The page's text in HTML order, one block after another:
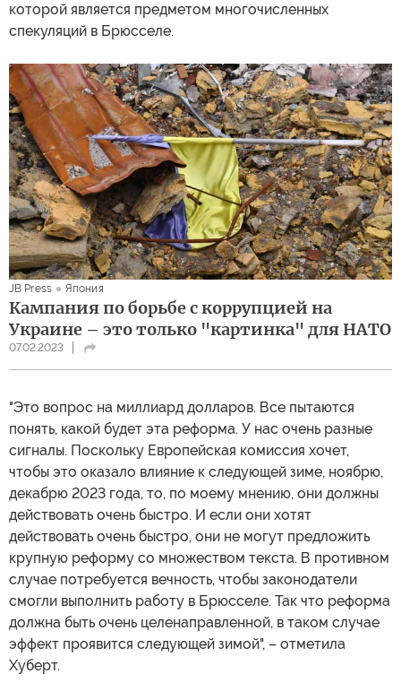
которой является предметом многочисленных
спекуляций в Брюсселе.
JB Press Япония
Кампания по борьбе с коррупцией на
Украине – это только "картинка" для НАТО
07.02.2023
"Это вопрос на миллиард долларов. Все пытаются
понять, какой будет эта реформа. У нас очень разные
сигналы. Поскольку Европейская комиссия хочет,
чтобы это оказало влияние к следующей зиме, ноябрю,
декабрю 2023 года, то, по моему мнению, они должны
действовать очень быстро. И если они хотят
действовать очень быстро, они не могут предложить
крупную реформу со множеством текста. В противном
случае потребуется вечность, чтобы законодатели
смогли выполнить работу в Брюсселе. Так что реформа
должна быть очень целенаправленной, в таком случае
эффект проявится следующей зимой", – отметила
Хуберт.